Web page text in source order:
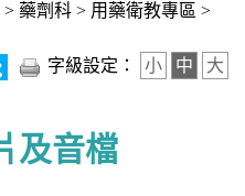
> 藥劑科 > 用藥衛教專區 >
字級設定：
小 中 大
及音檔